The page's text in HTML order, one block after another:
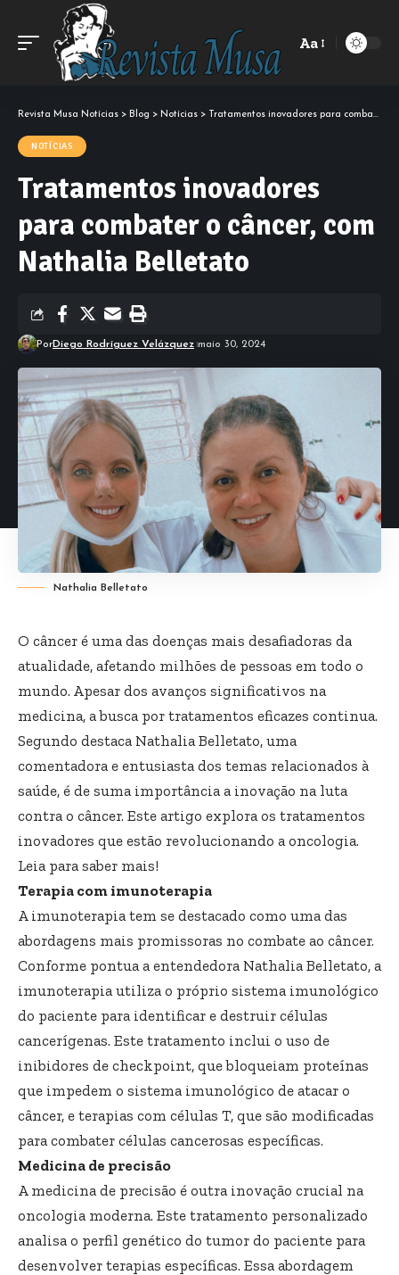
Font
Aa
Revista Musa Notícias > Blog > Notícias > Tratamentos inovadores para combater o câncer, com Nathalia Belletato
NOTÍCIAS
Tratamentos inovadores
para combater o câncer, com
Nathalia Belletato
PorDiego Rodríguez Velázquez maio 30, 2024
Nathalia Belletato
O câncer é uma das doenças mais desafiadoras da
atualidade, afetando milhões de pessoas em todo o
mundo. Apesar dos avanços significativos na
medicina, a busca por tratamentos eficazes continua.
Segundo destaca Nathalia Belletato, uma
comentadora e entusiasta dos temas relacionados à
saúde, é de suma importância a inovação na luta
contra o câncer. Este artigo explora os tratamentos
inovadores que estão revolucionando a oncologia.
Leia para saber mais!
Terapia com imunoterapia
A imunoterapia tem se destacado como uma das
abordagens mais promissoras no combate ao câncer.
Conforme pontua a entendedora Nathalia Belletato, a
imunoterapia utiliza o próprio sistema imunológico
do paciente para identificar e destruir células
cancerígenas. Este tratamento inclui o uso de
inibidores de checkpoint, que bloqueiam proteínas
que impedem o sistema imunológico de atacar o
câncer, e terapias com células T, que são modificadas
para combater células cancerosas específicas.
Medicina de precisão
A medicina de precisão é outra inovação crucial na
oncologia moderna. Este tratamento personalizado
analisa o perfil genético do tumor do paciente para
desenvolver terapias específicas. Essa abordagem